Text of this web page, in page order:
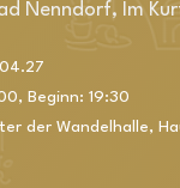
Nenndorf, Im
Beginn: 19:30
der Wandelhalle,